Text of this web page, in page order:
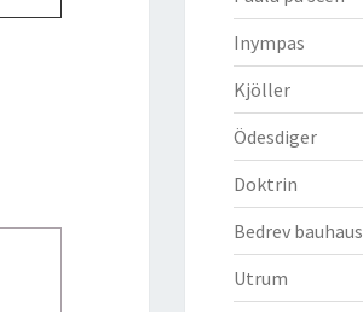
Inympas
Kjöller
Ödesdiger
Doktrin
Bedrev bauhaus
Utrum